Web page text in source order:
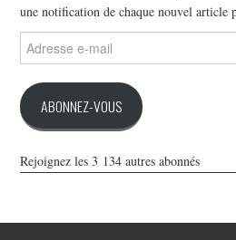
une notification de chaque nouvel article
Adresse
e-
ABONNEZ-VOUS
Rejoignez les 3 134 autres abonnés